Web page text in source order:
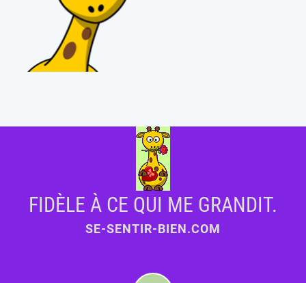
FIDÈLE À CE QUI ME GRANDIT.
SE-SENTIR-BIEN.COM